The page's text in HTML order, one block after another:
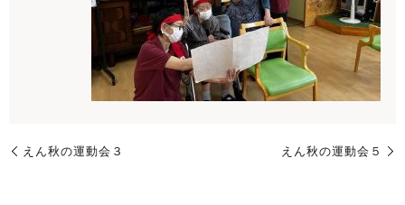
えん秋の運動会３ えん秋の運動会５